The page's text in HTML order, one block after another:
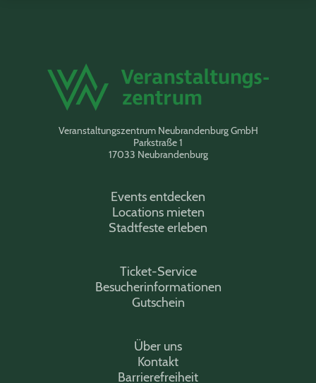
Veranstaltungszentrum Neubrandenburg GmbH
Parkstraße 1
17033 Neubrandenburg
Events entdecken
Locations mieten
Stadtfeste erleben
Ticket-Service
Besucherinformationen
Gutschein
Über uns
Kontakt
Barrierefreiheit